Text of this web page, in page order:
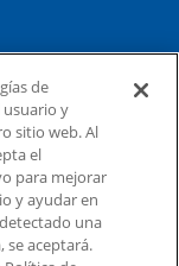
de
y
sitio web. Al
el
para mejorar
y ayudar en
una
se aceptará.